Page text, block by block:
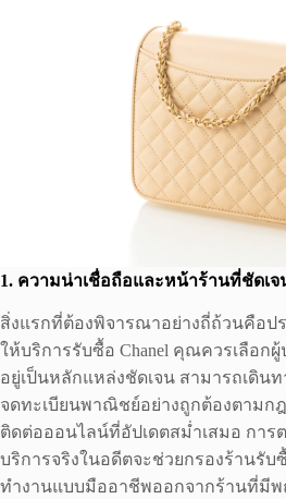
1. ความน่าเชื่อถือและหน้าร้านที่ชัดเ
สิ่งแรกที่ต้องพิจารณาอย่างถี่ถ้วนคือป
ให้บริการรับซื้อ Chanel คุณควรเลือก
อยู่เป็นหลักแหล่งชัดเจน สามารถเดิน
จดทะเบียนพาณิชย์อย่างถูกต้องตามก
ติดต่อออนไลน์ที่อัปเดตสม่ำเสมอ การ
บริการจริงในอดีตจะช่วยกรองร้านรับ
ทำงานแบบมืออาชีพออกจากร้านที่มีพ